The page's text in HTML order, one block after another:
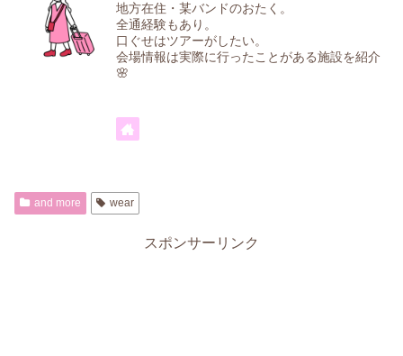
地方在住・某バンドのおたく。
全通経験もあり。
口ぐせはツアーがしたい。
会場情報は実際に行ったことがある施設を紹介
🌸
and more wear
スポンサーリンク